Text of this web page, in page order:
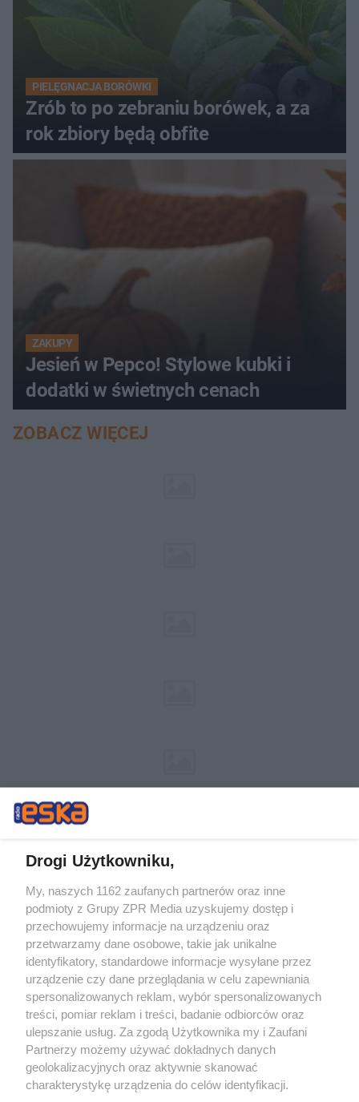
PIELĘGNACJA BORÓWKI
Zrób to po zebraniu borówek, a za
rok zbiory będą obfite
ZAKUPY
Jesień w Pepco! Stylowe kubki i
dodatki w świetnych cenach
ZOBACZ WIĘCEJ
Żaden utwór zamieszczony w serwisie nie może być powielany i
rozpowszechniany lub dalej rozpowszechniany w jakikolwiek sposób (w
tym także elektroniczny lub mechaniczny) na jakimkolwiek polu
eksploatacji w jakiejkolwiek formie, włącznie z umieszczaniem w
Internecie bez pisemnej zgody właściciela praw. Jakiekolwiek użycie lub
wykorzystanie utworów w całości lub w części z naruszeniem prawa,
tzn. bez właściwej zgody, jest zabronione pod groźbą kary i może być
ścigane prawnie.
Drogi Użytkowniku,
My, naszych 1162 zaufanych partnerów oraz inne
podmioty z Grupy ZPR Media uzyskujemy dostęp i
przechowujemy informacje na urządzeniu oraz
przetwarzamy dane osobowe, takie jak unikalne
identyfikatory, standardowe informacje wysyłane przez
urządzenie czy dane przeglądania w celu zapewniania
spersonalizowanych reklam, wybór spersonalizowanych
treści, pomiar reklam i treści, badanie odbiorców oraz
ulepszanie usług. Za zgodą Użytkownika my i Zaufani
Partnerzy możemy używać dokładnych danych
geolokalizacyjnych oraz aktywnie skanować
charakterystykę urządzenia do celów identyfikacji.